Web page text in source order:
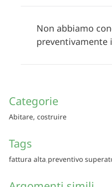
Non abbiamo
preventivamente
Categorie
Abitare, costruire
Tags
fattura alta preventivo